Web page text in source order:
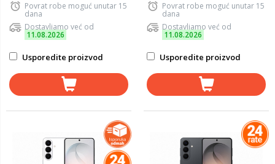
Povrat robe moguć unutar 15
dana
Dostavljamo već od
11.08.2026
Usporedite proizvod
Povrat robe moguć unutar 15
dana
Dostavljamo već od
11.08.2026
Usporedite proizvod